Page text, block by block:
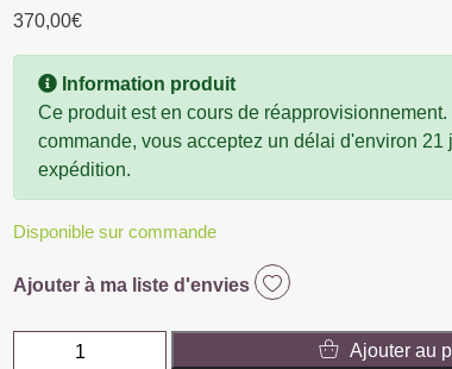
370,00€
Information produit
Ce produit est en cours de
commande, vous acceptez un délai d'environ 21
expédition.
Disponible sur commande
Ajouter à ma liste d'envies
quantité
Ajouter au